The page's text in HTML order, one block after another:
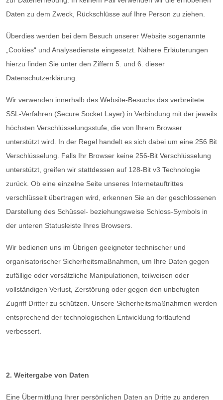
Daten zu dem Zweck, Rückschlüsse auf Ihre Person zu ziehen.
Überdies werden bei dem Besuch unserer Website sogenannte
„Cookies“ und Analysedienste eingesetzt. Nähere Erläuterungen
hierzu finden Sie unter den Ziffern 5. und 6. dieser
Datenschutzerklärung.
Wir verwenden innerhalb des Website-Besuchs das verbreitete
SSL-Verfahren (Secure Socket Layer) in Verbindung mit der jeweils
höchsten Verschlüsselungsstufe, die von Ihrem Browser
unterstützt wird. In der Regel handelt es sich dabei um eine 256 Bit
Verschlüsselung. Falls Ihr Browser keine 256-Bit Verschlüsselung
unterstützt, greifen wir stattdessen auf 128-Bit v3 Technologie
zurück. Ob eine einzelne Seite unseres Internetauftrittes
verschlüsselt übertragen wird, erkennen Sie an der geschlossenen
Darstellung des Schüssel- beziehungsweise Schloss-Symbols in
der unteren Statusleiste Ihres Browsers.
Wir bedienen uns im Übrigen geeigneter technischer und
organisatorischer Sicherheitsmaßnahmen, um Ihre Daten gegen
zufällige oder vorsätzliche Manipulationen, teilweisen oder
vollständigen Verlust, Zerstörung oder gegen den unbefugten
Zugriff Dritter zu schützen. Unsere Sicherheitsmaßnahmen werden
entsprechend der technologischen Entwicklung fortlaufend
verbessert.
2. Weitergabe von Daten
Eine Übermittlung Ihrer persönlichen Daten an Dritte zu anderen